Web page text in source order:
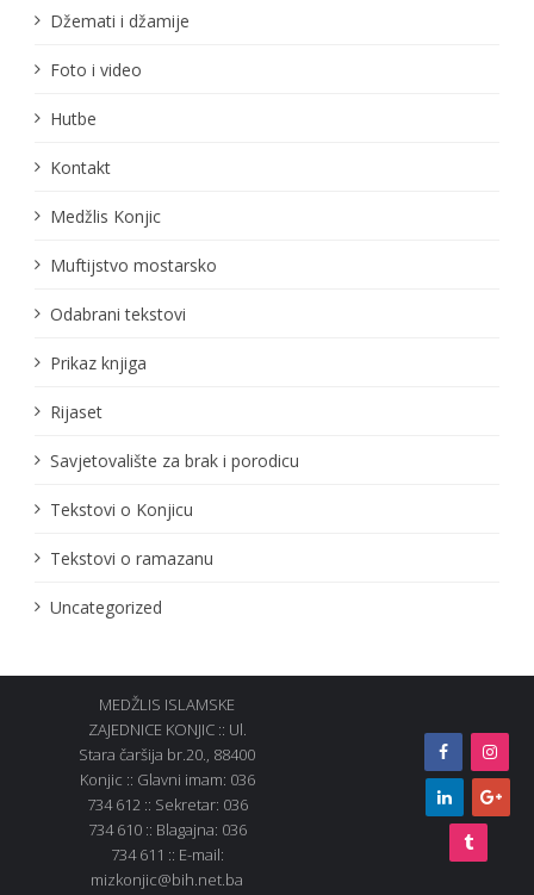
Džemati i džamije
Foto i video
Hutbe
Kontakt
Medžlis Konjic
Muftijstvo mostarsko
Odabrani tekstovi
Prikaz knjiga
Rijaset
Savjetovalište za brak i porodicu
Tekstovi o Konjicu
Tekstovi o ramazanu
Uncategorized
MEDŽLIS ISLAMSKE
ZAJEDNICE KONJIC :: Ul.
Stara čaršija br.20., 88400
Konjic :: Glavni imam: 036
734 612 :: Sekretar: 036
734 610 :: Blagajna: 036
734 611 :: E-mail:
mizkonjic@bih.net.ba